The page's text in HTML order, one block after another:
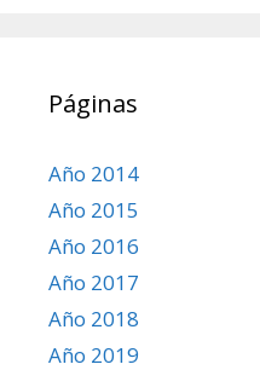
Páginas
Año 2014
Año 2015
Año 2016
Año 2017
Año 2018
Año 2019